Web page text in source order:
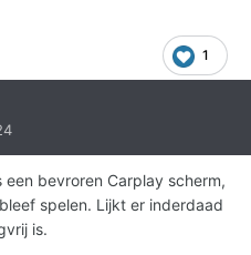
1
bevroren Carplay scherm,
spelen. Lijkt er inderdaad
is.